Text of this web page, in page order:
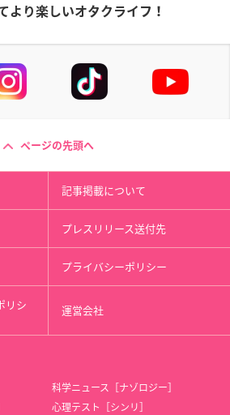
より楽しいオタクライフ！
ページの先頭へ
記事掲載について
プレスリリース送付先
プライバシーポリシー
リシ 運営会社
科学ニュース［ナゾロジー］
心理テスト［シンリ］